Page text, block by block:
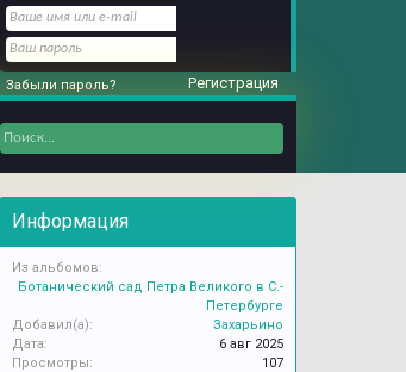
Информация
Из альбомов:
Ботанический сад Петра Великого в С.-
Петербурге
Добавил(а):
Захарьино
Дата:
6 авг 2025
Просмотры:
107
Забыли пароль? Регистрация